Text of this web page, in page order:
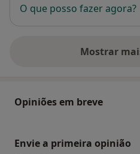
O que posso fazer agora?
Mostrar
Opiniões em breve
Envie a primeira opinião